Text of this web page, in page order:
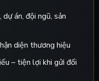
án, đội ngũ, sản
diện thương hiệu
– tiện lợi khi gửi đối